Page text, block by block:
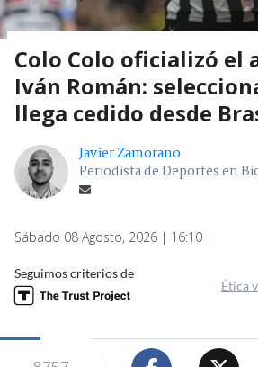
Colo Colo oficializó el
Iván Román:
llega cedido desde
Javier Zamorano
Periodista de Deportes en
Sábado 08 Agosto, 2026 | 16:10
Seguimos criterios de
Ética